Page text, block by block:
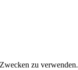
zu verwenden.